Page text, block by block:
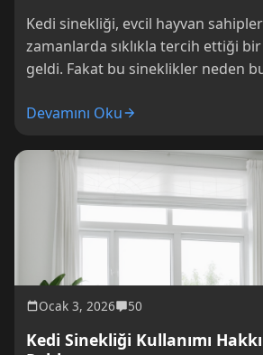
Kedi sinekliği, evcil hayvan
zamanlarda sıklıkla tercih ettiği
geldi. Fakat bu sineklikler neden
Devamını Oku
Ocak 3, 2026 50
Kedi Sinekliği Kullanımı